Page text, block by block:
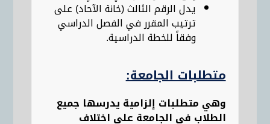
يدل الرقم الثالث (خانة الآحاد) على
ترتيب المقرر في الفصل الدراسي
وفقاً للخطة الدراسية.
متطلبات الجامعة:
وهي متطلبات إلزامية يدرسها جميع
الطلاب في الجامعة على اختلاف